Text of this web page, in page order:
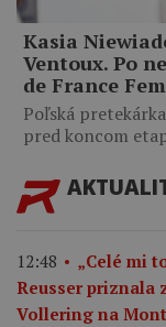
Kasia
Ventoux. Po
de France
Poľská
pred koncom
12:48
„Celé mi
Reusser priznala
Vollering na